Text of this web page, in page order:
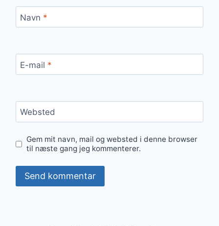
Navn *
E-mail *
Websted
Gem mit navn, mail og websted i denne browser
til næste gang jeg kommenterer.